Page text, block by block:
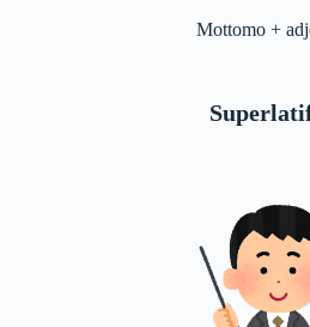
Mottomo +